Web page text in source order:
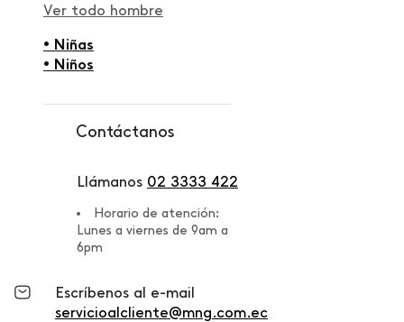
Ver todo hombre
• Niñas
• Niños
Contáctanos
Llámanos 02 3333 422
Horario de atención:
Lunes a viernes de 9am a
6pm
Escríbenos al e-mail
servicioalcliente@mng.com.ec